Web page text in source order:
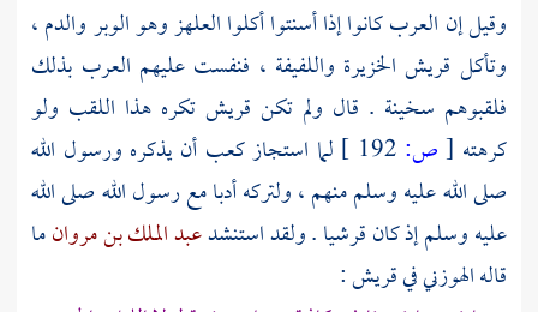
وقيل إن العربكانوا إذا أسنتوا أكلوا العلهز وهو الوبر والدم ،
وتأكل قريش الخزيرة واللفيفة ، فنفست عليهم العرب بذلك
فلقبوهم سخينة . قال ولم تكن قريش تكره هذا اللقب ولو
كرهته [ص: لما استجازكعب أن يذكره ورسول الله
صلى الله عليه وسلم منهم ، ولتركه أدبا مع رسول الله صلى الله
عليه وسلم إذ كان قرشيا . ولقد استنشدعبد الملك بن مروانما
قالهالهوزنيفيقريش: